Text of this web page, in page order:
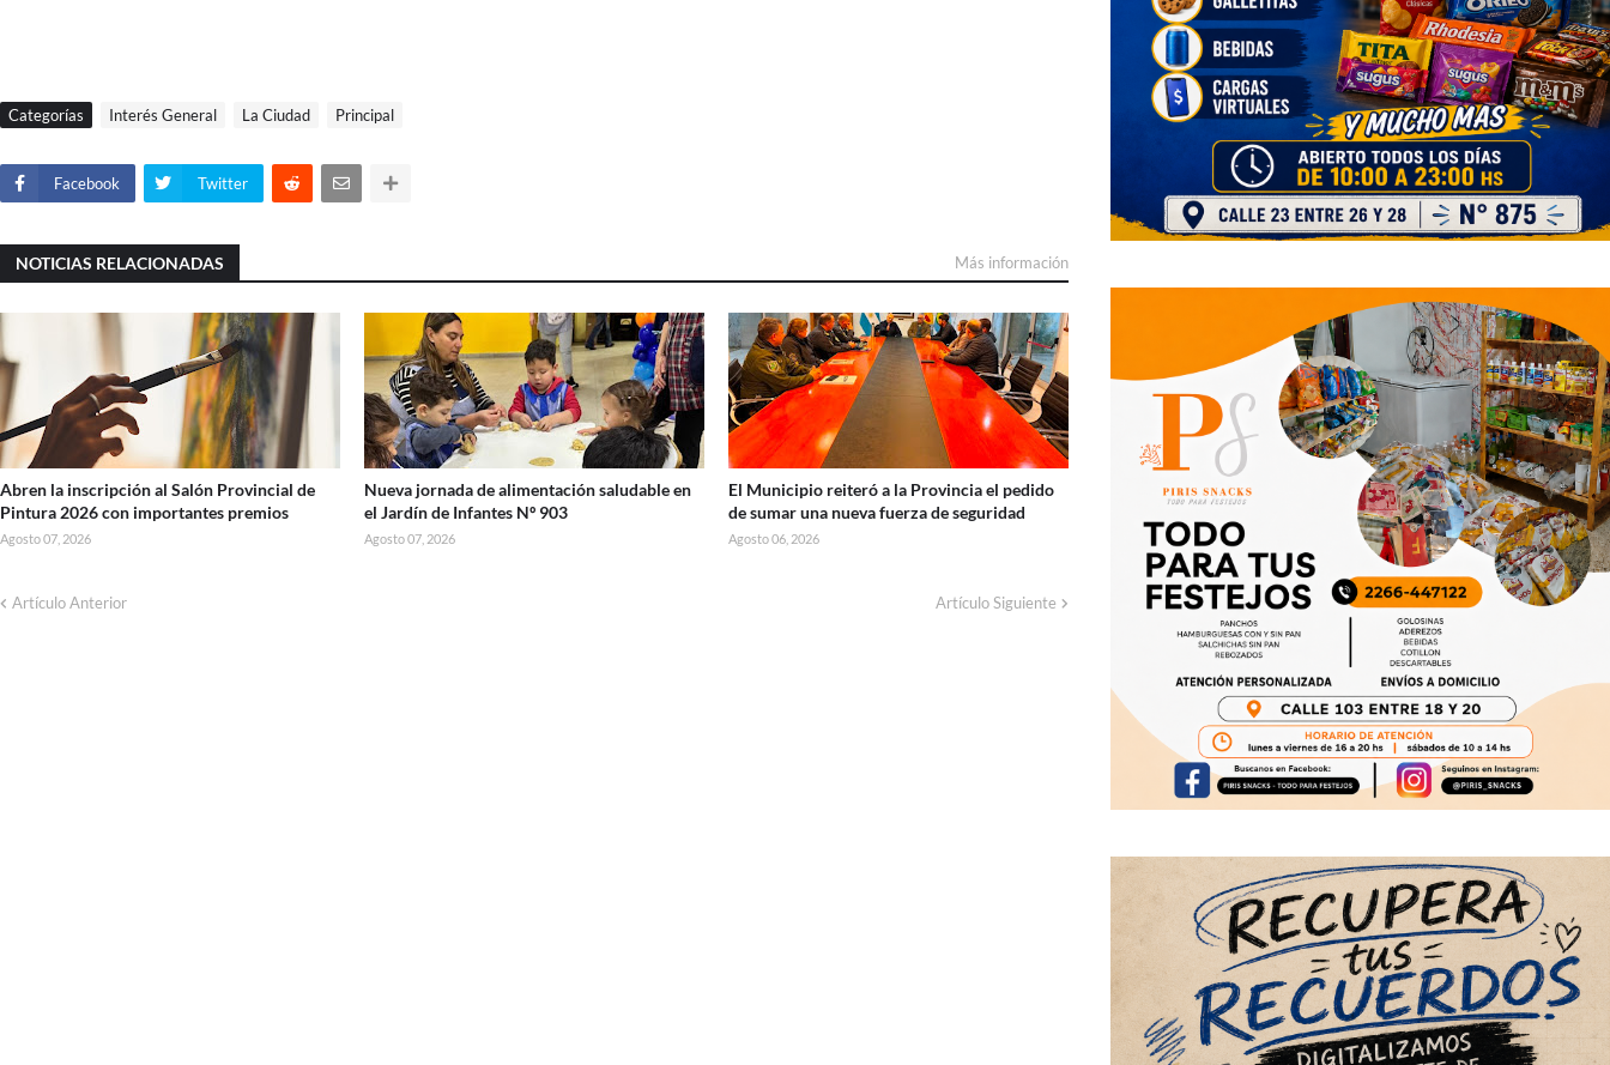
Categorías Interés General La Ciudad Principal
Facebook Twitter
NOTICIAS RELACIONADAS Más información
Abren la inscripción al Salón Provincial de
Pintura 2026 con importantes premios
Agosto 07, 2026
Nueva jornada de alimentación saludable en
el Jardín de Infantes Nº 903
Agosto 07, 2026
El Municipio reiteró a la Provincia el pedido
de sumar una nueva fuerza de seguridad
Agosto 06, 2026
Artículo Anterior Artículo Siguiente